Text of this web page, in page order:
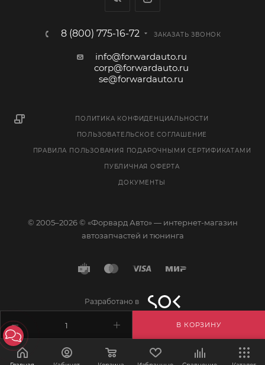
В КОРЗИНУ
8 (800) 775-16-72 ЗАКАЗАТЬ ЗВОНОК
info@forwardauto.ru
corp@forwardauto.ru
se@forwardauto.ru
ПОЛИТИКА КОНФИДЕНЦИАЛЬНОСТИ
ПОЛЬЗОВАТЕЛЬСКОЕ СОГЛАШЕНИЕ
ПРАВИЛА ПОЛЬЗОВАНИЯ ПОДАРОЧНЫМИ СЕРТИФИКАТАМИ
ПУБЛИЧНАЯ ОФЕРТА
ДОКУМЕНТЫ
© 2005–2026 © «Форвард Авто» — интернет-магазин
автозапчастей и тюнинга
Разработано в